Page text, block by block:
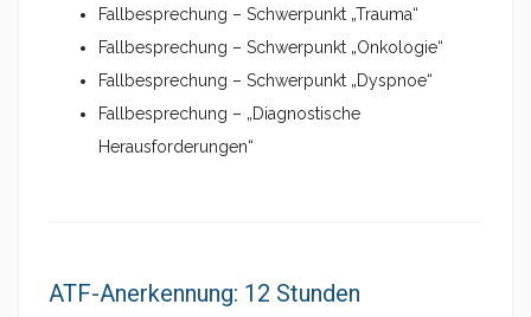
Fallbesprechung – Schwerpunkt „Trauma“
Fallbesprechung – Schwerpunkt „Onkologie“
Fallbesprechung – Schwerpunkt „Dyspnoe“
Fallbesprechung – „Diagnostische
Herausforderungen“
ATF-Anerkennung: 12 Stunden